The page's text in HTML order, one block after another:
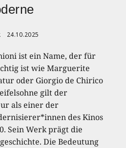
24.10.2025
ist ein Name, der für
ist wie Marguerite
oder Giorgio de Chirico
gilt der
als einer der
des Kinos
Sein Werk prägt die
Die Bedeutung